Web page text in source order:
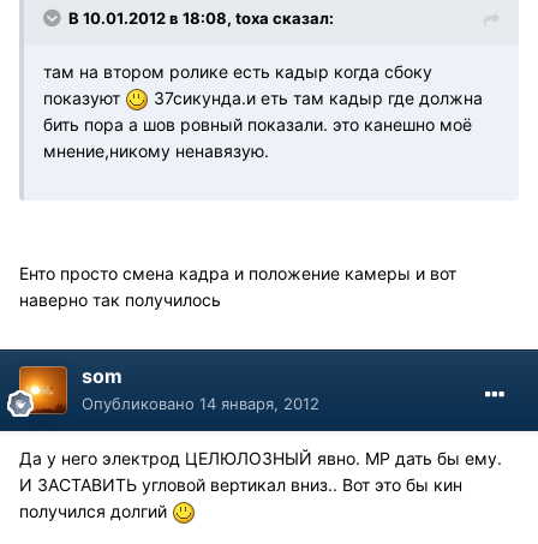
В 10.01.2012 в 18:08, toxa сказал:
там на втором ролике есть кадыр когда сбоку
показуют
37сикунда.и еть там кадыр где должна
бить пора а шов ровный показали. это канешно моё
мнение,никому ненавязую.
Енто просто смена кадра и положение камеры и вот
наверно так получилось
som
Опубликовано 14 января, 2012
Да у него электрод ЦЕЛЮЛОЗНЫЙ явно. МР дать бы ему.
И ЗАСТАВИТЬ угловой вертикал вниз.. Вот это бы кин
получился долгий